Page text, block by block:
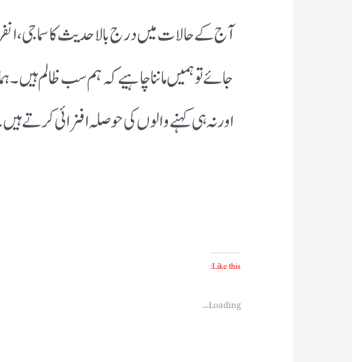
آج کے حالات میں درج بالا حدیث کا سماجی،
جائے تو ہمیں ماننا چاہیے کہ ہم سب ظالم ہیں۔
اور نہ ہی کہنے والوں کی حوصلہ افزائی کرتے
Like this:
Loading...